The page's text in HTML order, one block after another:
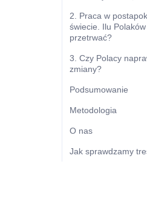
2. Praca w
świecie. Ilu
przetrwać?
3. Czy Polacy
zmiany?
Podsumowanie
Metodologia
O nas
Jak sprawdzamy